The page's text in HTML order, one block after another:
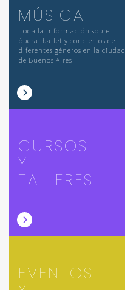
MÚSICA
Toda la información sobre
ópera, ballet y conciertos de
diferentes géneros en la ciudad
de Buenos Aires
CURSOS
Y
TALLERES
EVENTOS